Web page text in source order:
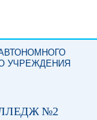
УЧРЕЖДЕНИЯ
№2